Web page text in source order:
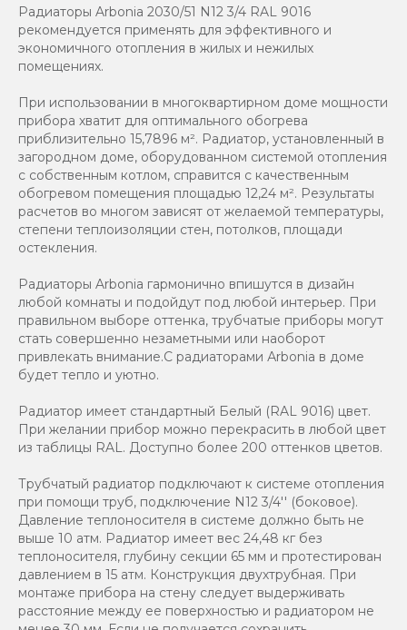
Радиаторы Arbonia 2030/51 N12 3/4 RAL 9016
рекомендуется применять для эффективного и
экономичного отопления в жилых и нежилых
помещениях.
При использовании в многоквартирном доме мощности
прибора хватит для оптимального обогрева
приблизительно 15,7896 м². Радиатор, установленный в
загородном доме, оборудованном системой отопления
с собственным котлом, справится с качественным
обогревом помещения площадью 12,24 м². Результаты
расчетов во многом зависят от желаемой температуры,
степени теплоизоляции стен, потолков, площади
остекления.
Радиаторы Arbonia гармонично впишутся в дизайн
любой комнаты и подойдут под любой интерьер. При
правильном выборе оттенка, трубчатые приборы могут
стать совершенно незаметными или наоборот
привлекать внимание.С радиаторами Аrbonia в доме
будет тепло и уютно.
Радиатор имеет стандартный Белый (RAL 9016) цвет.
При желании прибор можно перекрасить в любой цвет
из таблицы RAL. Доступно более 200 оттенков цветов.
Трубчатый радиатор подключают к системе отопления
при помощи труб, подключение N12 3/4'' (боковое).
Давление теплоносителя в системе должно быть не
выше 10 атм. Радиатор имеет вес 24,48 кг без
теплоносителя, глубину секции 65 мм и протестирован
давлением в 15 атм. Конструкция двухтрубная. При
монтаже прибора на стену следует выдерживать
расстояние между ее поверхностью и радиатором не